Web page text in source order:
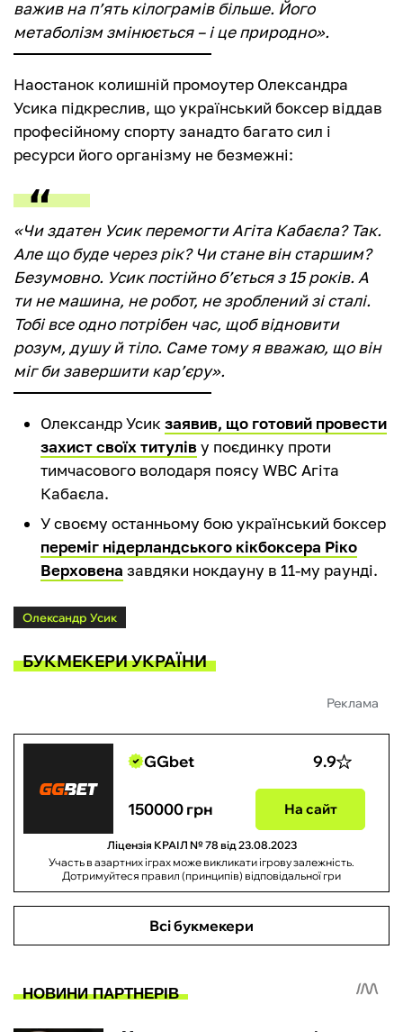
важив на п’ять кілограмів більше. Його
метаболізм змінюється – і це природно».
Наостанок колишній промоутер Олександра
Усика підкреслив, що український боксер віддав
професійному спорту занадто багато сил і
ресурси його організму не безмежні:
«Чи здатен Усик перемогти Агіта Кабаєла? Так.
Але що буде через рік? Чи стане він старшим?
Безумовно. Усик постійно б’ється з 15 років. А
ти не машина, не робот, не зроблений зі сталі.
Тобі все одно потрібен час, щоб відновити
розум, душу й тіло. Саме тому я вважаю, що він
міг би завершити кар’єру».
Олександр Усик заявив, що готовий провести
захист своїх титуліву поєдинку проти
тимчасового володаря поясу WBC Агіта
Кабаєла.
У своєму останньому бою український боксер
переміг нідерландського кікбоксера Ріко
Верховена завдяки нокдауну в 11-му раунді.
Олександр Усик
БУКМЕКЕРИ УКРАЇНИ
Реклама
GGbet 9.9
150000 грн На сайт
Ліцензія КРАІЛ № 78 від 23.08.2023
Участь в азартних іграх може викликати ігрову залежність.
Дотримуйтеся правил (принципів) відповідальної гри
Всі букмекери